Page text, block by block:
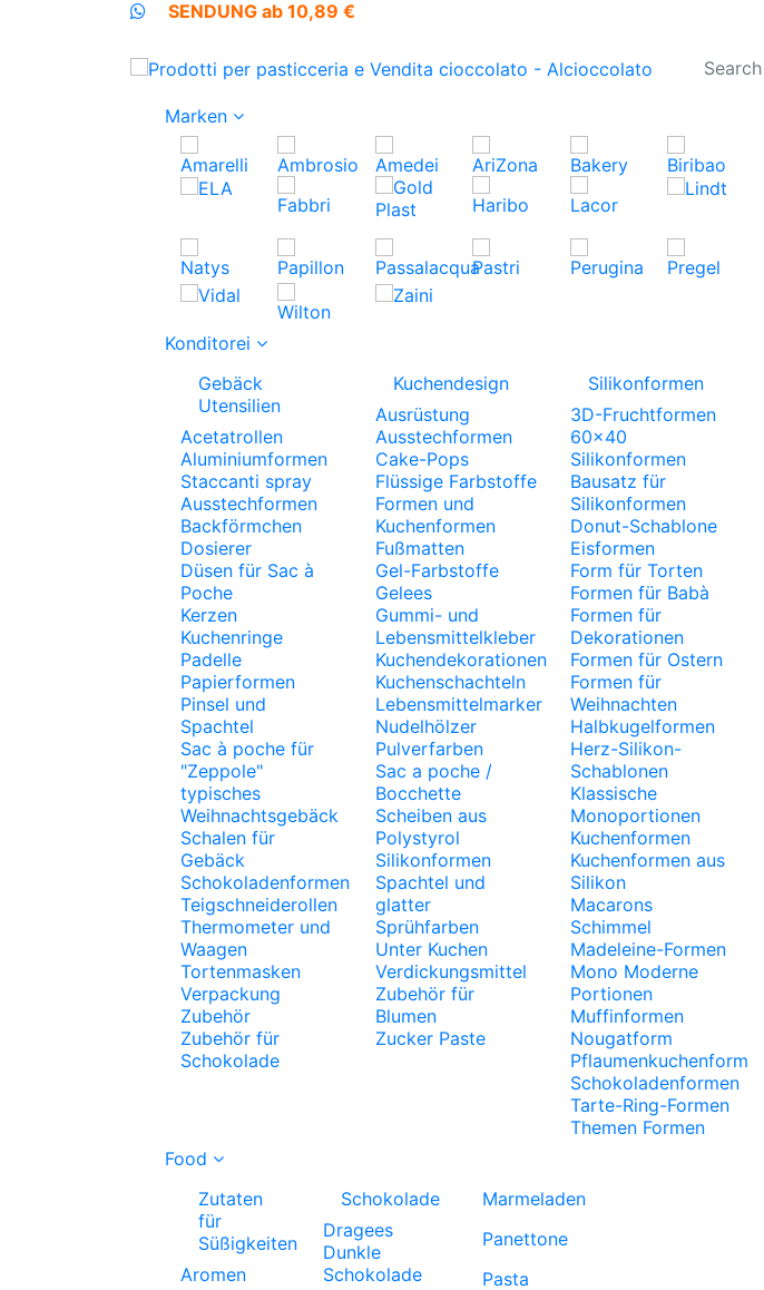
SENDUNG ab 10,89 €
Marken
Konditorei
Gebäck
Utensilien
Acetatrollen
Aluminiumformen
Staccanti spray
Ausstechformen
Backförmchen
Dosierer
Düsen für Sac à
Poche
Kerzen
Kuchenringe
Padelle
Papierformen
Pinsel und
Spachtel
Sac à poche für
"Zeppole"
typisches
Weihnachtsgebäck
Schalen für
Gebäck
Schokoladenformen
Teigschneiderollen
Thermometer und
Waagen
Tortenmasken
Verpackung
Zubehör
Zubehör für
Schokolade
Kuchendesign
Ausrüstung
Ausstechformen
Cake-Pops
Flüssige Farbstoffe
Formen und
Kuchenformen
Fußmatten
Gel-Farbstoffe
Gelees
Gummi- und
Lebensmittelkleber
Kuchendekorationen
Kuchenschachteln
Lebensmittelmarker
Nudelhölzer
Pulverfarben
Sac a poche /
Bocchette
Scheiben aus
Polystyrol
Silikonformen
Spachtel und
glatter
Sprühfarben
Unter Kuchen
Verdickungsmittel
Zubehör für
Blumen
Zucker Paste
Silikonformen
3D-Fruchtformen
60x40
Silikonformen
Bausatz für
Silikonformen
Donut-Schablone
Eisformen
Form für Torten
Formen für Babà
Formen für
Dekorationen
Formen für Ostern
Formen für
Weihnachten
Halbkugelformen
Herz-Silikon-
Schablonen
Klassische
Monoportionen
Kuchenformen
Kuchenformen aus
Silikon
Macarons
Schimmel
Madeleine-Formen
Mono Moderne
Portionen
Muffinformen
Nougatform
Pflaumenkuchenform
Schokoladenformen
Tarte-Ring-Formen
Themen Formen
Food
Zutaten
für
Süßigkeiten
Aromen
Schokolade
Dragees
Dunkle
Schokolade
Marmeladen
Panettone
Pasta